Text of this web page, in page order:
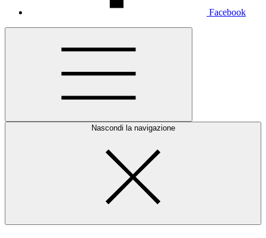
Facebook
Nascondi la navigazione